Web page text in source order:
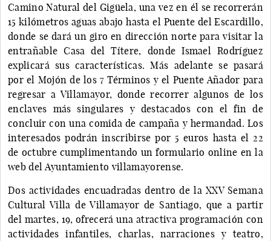
Camino Natural del Gigüela, una vez en él se recorrerán
15 kilómetros aguas abajo hasta el Puente del Escardillo,
donde se dará un giro en dirección norte para visitar la
entrañable Casa del Títere, donde Ismael Rodríguez
explicará sus características. Más adelante se pasará
por el Mojón de los 7 Términos y el Puente Añador para
regresar a Villamayor, donde recorrer algunos de los
enclaves más singulares y destacados con el fin de
concluir con una comida de campaña y hermandad. Los
interesados podrán inscribirse por 5 euros hasta el 22
de octubre cumplimentando un formulario online en la
web del Ayuntamiento villamayorense.
Dos actividades encuadradas dentro de la XXV Semana
Cultural Villa de Villamayor de Santiago, que a partir
del martes, 19, ofrecerá una atractiva programación con
actividades infantiles, charlas, narraciones y teatro,